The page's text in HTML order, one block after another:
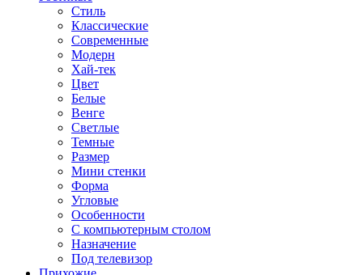
Стиль
Классические
Современные
Модерн
Хай-тек
Цвет
Белые
Венге
Светлые
Темные
Размер
Мини стенки
Форма
Угловые
Особенности
С компьютерным столом
Назначение
Под телевизор